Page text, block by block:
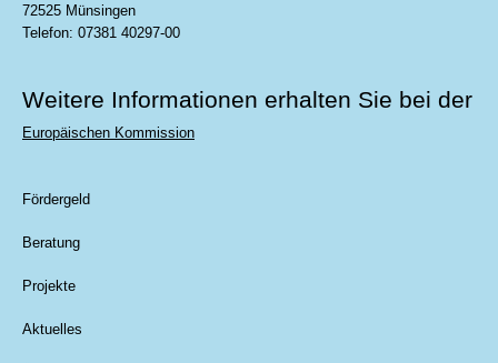
72525 Münsingen
Telefon: 07381 40297-00
Weitere Informationen erhalten Sie bei der
Europäischen Kommission
Fördergeld
Beratung
Projekte
Aktuelles